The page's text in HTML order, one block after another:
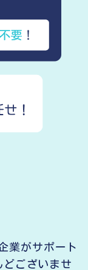
業がサポート
ございませ